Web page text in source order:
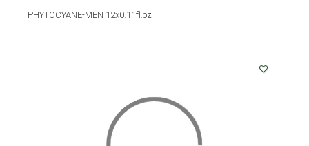
PHYTOCYANE-MEN 12x0.11fl.oz